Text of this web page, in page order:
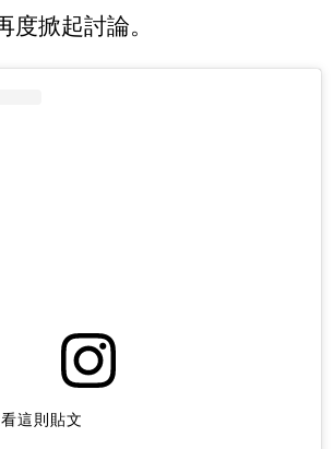
度掀起討論。
這則貼文